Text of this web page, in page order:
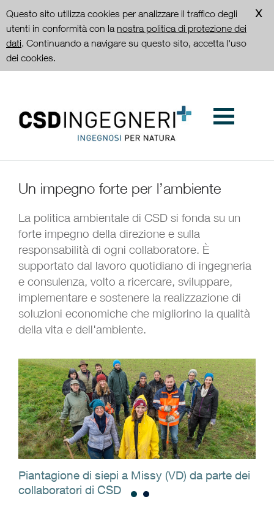
Questo sito utilizza cookies per analizzare il traffico degli
utenti in conformità con la nostra politica di protezione dei
dati. Continuando a navigare su questo sito, accetta l'uso
dei cookies.
Un impegno forte per l’ambiente
La politica ambientale di CSD si fonda su un
forte impegno della direzione e sulla
responsabilità di ogni collaboratore. È
supportato dal lavoro quotidiano di ingegneria
e consulenza, volto a ricercare, sviluppare,
implementare e sostenere la realizzazione di
soluzioni economiche che migliorino la qualità
della vita e dell'ambiente.
Piantagione di siepi a Missy (VD) da parte dei
collaboratori di CSD